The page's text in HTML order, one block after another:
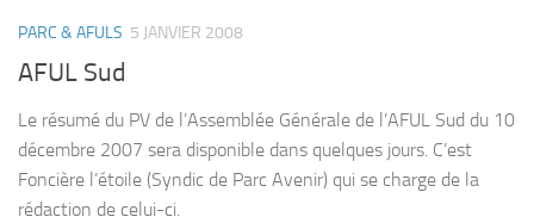
PARC & AFULS 5 JANVIER 2008
AFUL Sud
Le résumé du PV de l’Assemblée Générale de l’AFUL Sud du 10
décembre 2007 sera disponible dans quelques jours. C’est
Foncière l’étoile (Syndic de Parc Avenir) qui se charge de la
rédaction de celui-ci.